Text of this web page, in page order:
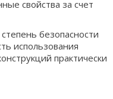
свойства за счет
безопасности
использования
практически